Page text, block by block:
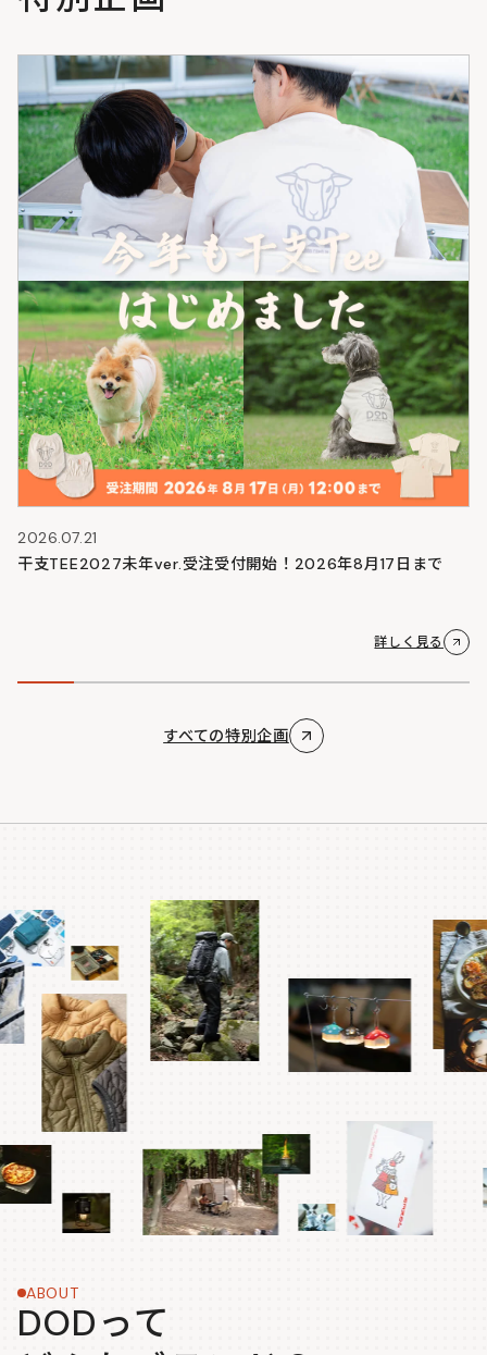
2026.07.21
干支TEE2027未年ver.受注受付開始！2026年8月17日まで
詳しく見る
すべての特別企画
ABOUT
DODって